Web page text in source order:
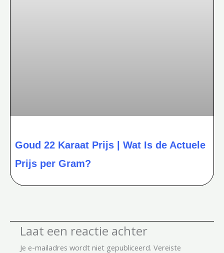
Goud 22 Karaat Prijs | Wat Is de Actuele
Prijs per Gram?
Laat een reactie achter
Je e-mailadres wordt niet gepubliceerd. Vereiste